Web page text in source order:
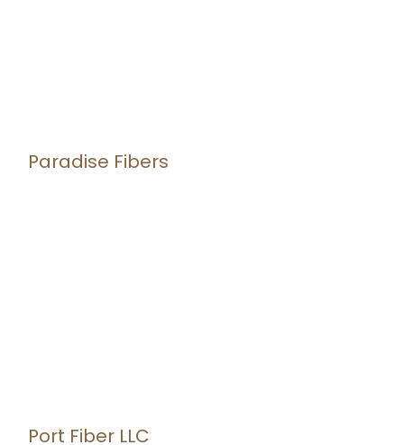
Paradise Fibers
Port Fiber LLC